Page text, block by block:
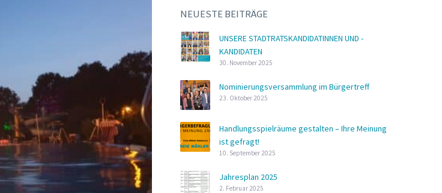
NEUESTE BEITRÄGE
UNSERE STADTRATSKANDIDATINNEN UND -
KANDIDATEN
30. November 2025
Nominierungsversammlung im Bürgertreff
23. Oktober 2025
Handlungsspielräume gestalten – Ihre Meinung
ist gefragt!
10. September 2025
Jahresplan 2025
2. Februar 2025